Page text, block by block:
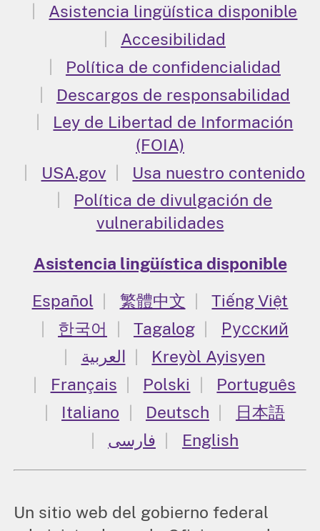
Asistencia lingüística disponible
Accesibilidad
Política de confidencialidad
Descargos de responsabilidad
Ley de Libertad de Información
(FOIA)
USA.gov
Usa nuestro contenido
Política de divulgación de
vulnerabilidades
Asistencia lingüística disponible
Español
繁體中文
Tiếng Việt
한국어
Tagalog
Русский
العربية
Kreyòl Ayisyen
Français
Polski
Português
Italiano
Deutsch
日本語
فارسی
English
Un sitio web del gobierno federal